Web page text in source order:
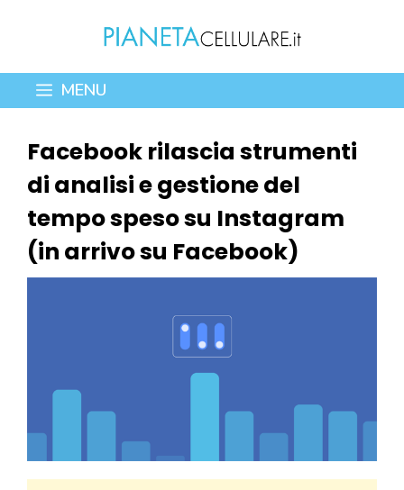
contenuto
MENU
Facebook rilascia strumenti
di analisi e gestione del
tempo speso su Instagram
(in arrivo su Facebook)